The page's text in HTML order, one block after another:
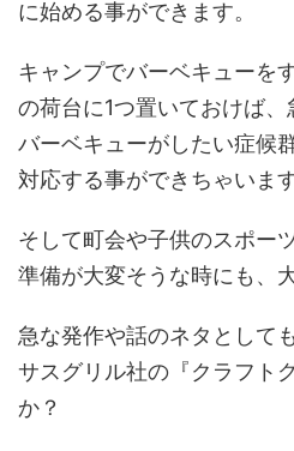
に始める事ができます。
キャンプでバーベキューを
の荷台に1つ置いておけば
バーベキューがしたい症候
対応する事ができちゃいます
そして町会や子供のスポー
準備が大変そうな時にも、
急な発作や話のネタとして
サスグリル社の『クラフト
か？